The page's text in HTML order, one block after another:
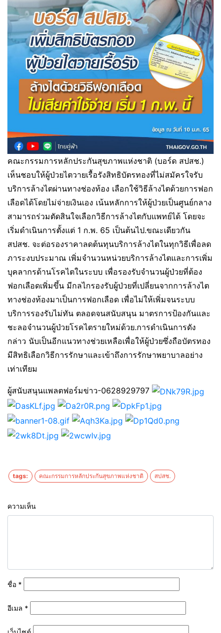
คณะกรรมการหลักประกันสุขภาพแห่งชาติ (บอร์ด สปสช.)
เห็นชอบให้ผู้ป่วยไตวายเรื้อรังสิทธิบัตรทองที่ไม่สมัครใจรับ
บริการล้างไตผ่านทางช่องท้อง เลือกใช้วิธีล้างไตด้วยการฟอก
เลือดได้โดยไม่จ่ายเงินเอง เน้นหลักการให้ผู้ป่วยเป็นศูนย์กลาง
สามารถร่วมตัดสินใจเลือกวิธีการล้างไตกับแพทย์ได้ โดยจะ
เริ่มดำเนินการตั้งแต่ 1 ก.พ. 65 เป็นต้นไป.ขณะเดียวกัน
สปสช. จะต่อรองราคาลดต้นทุนบริการล้างไตในทุกวิธีเพื่อลด
ภาระงบประมาณ เพิ่มจำนวนหน่วยบริการล้างไตและการเพิ่ม
บุคลากรด้านโรคไตในระบบ เพื่อรองรับจำนวนผู้ป่วยที่ต้อง
ฟอกเลือดเพิ่มขึ้น มีกลไกรองรับผู้ป่วยที่เปลี่ยนจากการล้างไต
ทางช่องท้องมาเป็นการฟอกเลือด เพื่อไม่ให้เพิ่มจนระบบ
บริการรองรับไม่ทัน ตลอดจนสนับสนุน มาตรการป้องกันและ
ชะลอจำนวนผู้ป่วยโรคไตรายใหม่ด้วย.การดำเนินการดัง
กล่าว นับเป็นอีกแนวทางช่วยเหลือเพื่อให้ผู้ป่วยซึ่งถือบัตรทอง
มีสิทธิเลือกวิธีการรักษาและเข้าถึงการรักษาพยาบาลอย่าง
เท่าเทียม
ผู้สนับสนุนแพลตฟอร์มข่าว-0628929797
tags: คณะกรรมการหลักประกันสุขภาพแห่งชาติ สปสช.
ความเห็น
ชื่อ *
อีเมล *